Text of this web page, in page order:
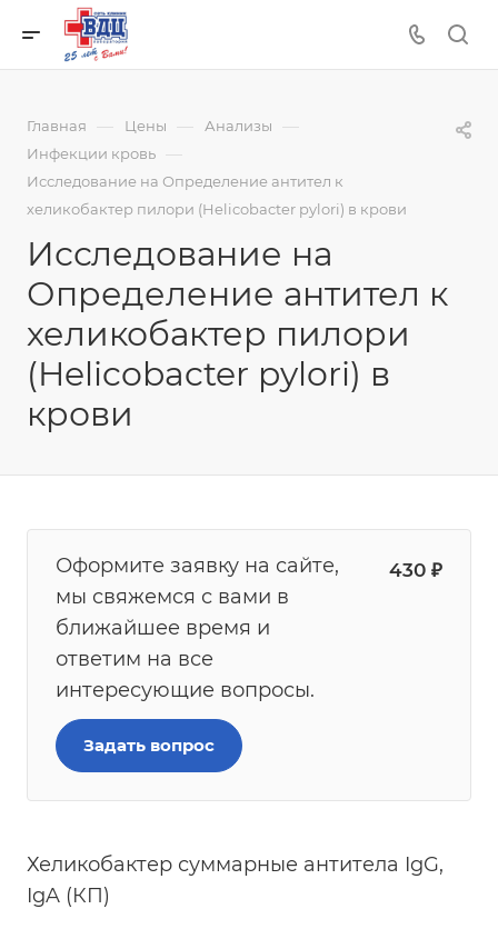
Главная — Цены — Анализы —
Инфекции кровь —
Исследование на Определение антител к
хеликобактер пилори (Helicobacter pylori) в крови
Исследование на
Определение антител к
хеликобактер пилори
(Helicobacter pylori) в
крови
Оформите заявку на сайте,
мы свяжемся с вами в
ближайшее время и
ответим на все
интересующие вопросы.
430 ₽
Задать вопрос
Хеликобактер суммарные антитела IgG,
IgA (КП)